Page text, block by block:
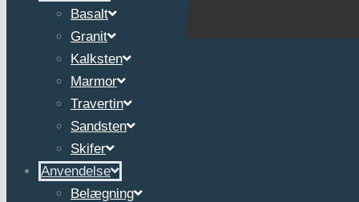
Basalt
Granit
Kalksten
Marmor
Travertin
Sandsten
Skifer
Anvendelse
Belægning